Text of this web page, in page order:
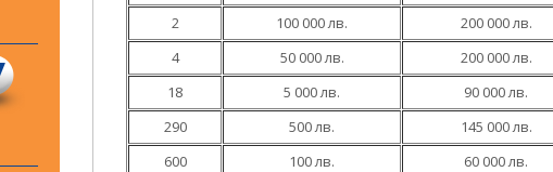
2
100 000 лв. 200 000 лв.
4
50 000 лв. 200 000 лв.
18
5 000 лв. 90 000 лв.
290
500 лв. 145 000 лв.
600
100 лв. 60 000 лв.